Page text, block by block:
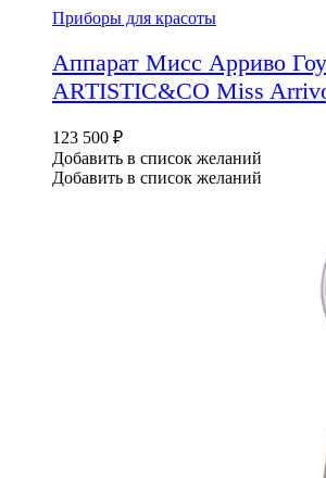
Приборы для красоты
Аппарат Мисс Арриво
ARTISTIC&CO Miss
123 500 ₽
Добавить в список желаний
Добавить в список желаний